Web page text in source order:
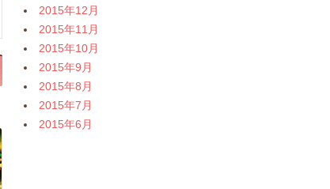
2015年12月
2015年11月
2015年10月
2015年9月
2015年8月
2015年7月
2015年6月